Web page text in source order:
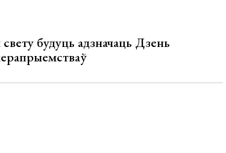
будуць адзначаць Дзень